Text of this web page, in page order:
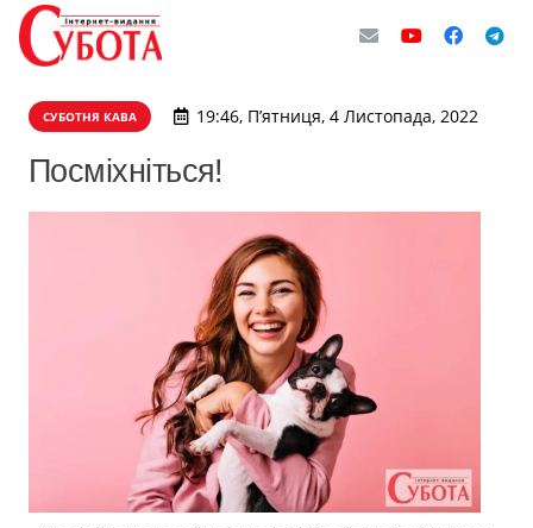
СУБОТНЯ КАВА 19:46, П’ятниця, 4 Листопада, 2022
Посміхніться!